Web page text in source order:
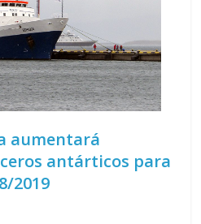
aumentará
antárticos para
2019